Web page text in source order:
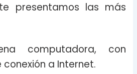
presentamos las más
computadora, con
conexión a Internet.